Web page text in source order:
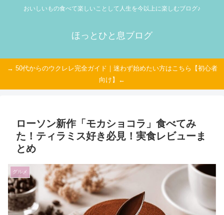
おいしいもの食べて楽しいことして人生を今以上に楽しむブログ♪
ほっとひと息ブログ
→ 50代からのウクレレ完全ガイド｜迷わず始めたい方はこちら【初心者
向け】←
ローソン新作「モカショコラ」食べてみ
た！ティラミス好き必見！実食レビューま
とめ
グルメ